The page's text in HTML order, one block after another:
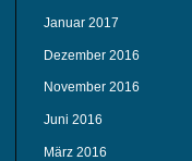
Januar 2017
Dezember 2016
November 2016
Juni 2016
März 2016